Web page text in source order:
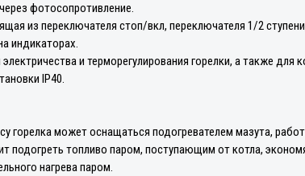
фотосопротивление.
из переключателя стоп/вкл, переключателя 1/2
индикаторах.
и терморегулирования горелки, а также для
IP40.
горелка может оснащаться подогревателем мазута,
подогреть топливо паром, поступающим от котла,
нагрева паром.